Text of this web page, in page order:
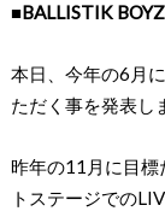
■BALLISTIK
本日、今年の6月
ただく事を発表し
昨年の11月に目標
トステージでの